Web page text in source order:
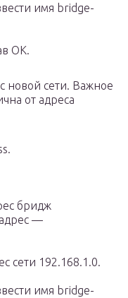
имя bridge-
ОК.
новой сети. Важное
от адреса
бридж
—
сети 192.168.1.0.
имя bridge-